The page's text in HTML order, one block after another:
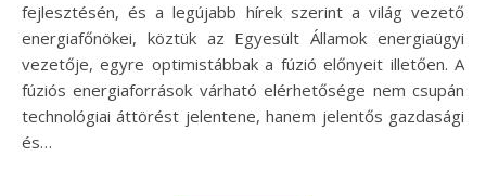
fejlesztésén, és a legújabb hírek szerint a világ vezető
energiafőnökei, köztük az Egyesült Államok energiaügyi
vezetője, egyre optimistábbak a fúzió előnyeit illetően. A
fúziós energiaforrások várható elérhetősége nem csupán
technológiai áttörést jelentene, hanem jelentős gazdasági
és…